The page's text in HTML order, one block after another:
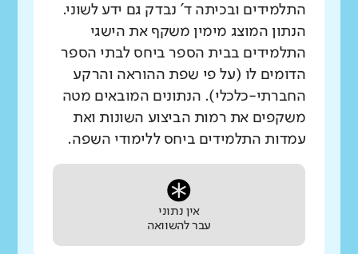
התלמידים ובכיתה ד' נבדק גם ידע לשוני.
הנתון המוצג מימין משקף את הישגי
התלמידים בבית הספר ביחס לבתי הספר
הדומים לו (על פי שפת ההוראה והרקע
החברתי-כלכלי). הנתונים המובאים מטה
משקפים את רמות הביצוע השונות ואת
עמדות התלמידים ביחס ללימודי השפה.
אין נתוני
עבר להשוואה